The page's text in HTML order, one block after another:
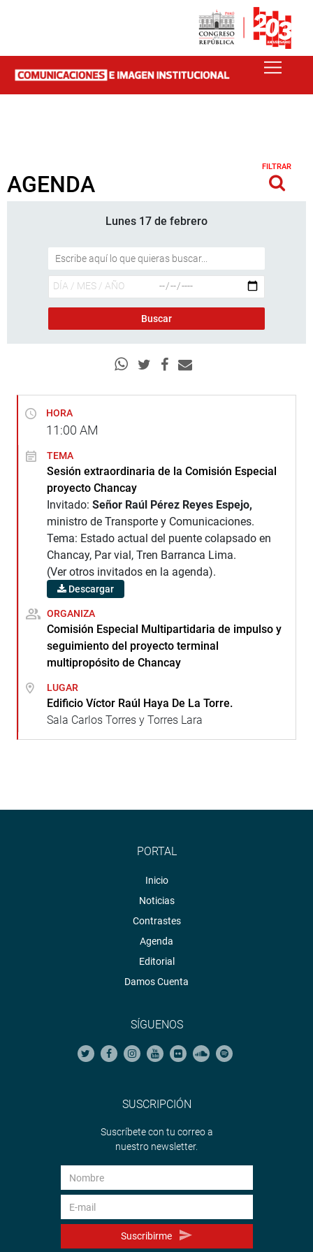
AGENDA
FILTRAR
Lunes 17 de febrero
HORA
11:00 AM
TEMA
Sesión extraordinaria de la Comisión Especial
proyecto Chancay
Invitado: Señor Raúl Pérez Reyes Espejo,
ministro de Transporte y Comunicaciones.
Tema: Estado actual del puente colapsado en
Chancay, Par vial, Tren Barranca Lima.
(Ver otros invitados en la agenda).
Descargar
ORGANIZA
Comisión Especial Multipartidaria de impulso y
seguimiento del proyecto terminal
multipropósito de Chancay
LUGAR
Edificio Víctor Raúl Haya De La Torre.
Sala Carlos Torres y Torres Lara
PORTAL
Inicio
Noticias
Contrastes
Agenda
Editorial
Damos Cuenta
SÍGUENOS
SUSCRIPCIÓN
Suscríbete con tu correo a
nuestro newsletter.
Suscribirme